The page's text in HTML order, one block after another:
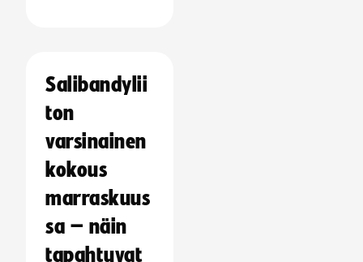
Salibandylii
ton
varsinainen
kokous
marraskuus
sa – näin
tapahtuvat